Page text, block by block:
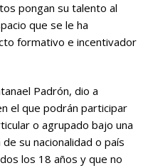
pongan su talento al
que se le ha
formativo e incentivador
Padrón, dio a
el que podrán participar
o agrupado bajo una
su nacionalidad o país
los 18 años y que no